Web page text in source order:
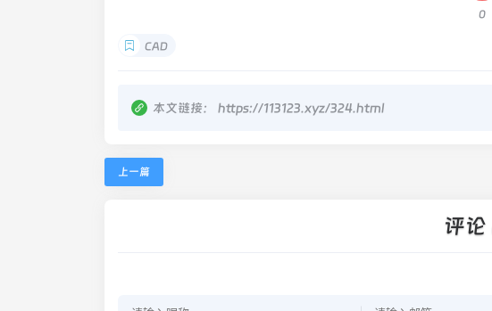
0
CAD
本文链接： https://113123.xyz/324.html
上一篇
评